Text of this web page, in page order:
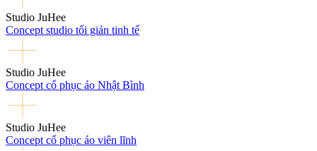
Studio JuHee
Concept studio tối giản tinh tế
Studio JuHee
Concept cổ phục áo Nhật Bình
Studio JuHee
Concept cổ phục áo viên lĩnh